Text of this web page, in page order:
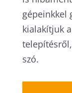
gépeinkkel
kialakítjuk
szó.